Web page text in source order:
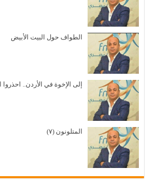
الطواف حول البيت الأبيض
إلى الإخوة في الأردن.. احذروا
المتلونون (٧)